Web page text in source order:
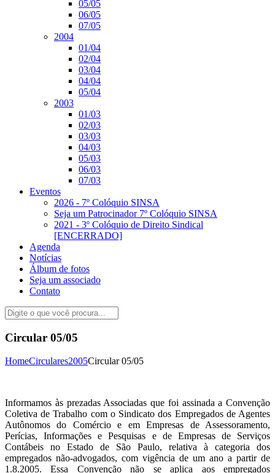
05/05
06/05
07/05
2004
01/04
02/04
03/04
04/04
05/04
2003
01/03
02/03
03/03
04/03
05/03
06/03
07/03
Eventos
2026 - 7º Colóquio SINSA
Seja um Patrocinador 7º Colóquio SINSA
2021 - 3º Colóquio de Direito Sindical
[ENCERRADO]
Agenda
Notícias
Álbum de fotos
Seja um associado
Contato
Circular 05/05
HomeCirculares2005Circular 05/05
Informamos às prezadas Associadas que foi assinada a Convenção
Coletiva de Trabalho com o Sindicato dos Empregados de Agentes
Autônomos do Comércio e em Empresas de Assessoramento,
Perícias, Informações e Pesquisas e de Empresas de Serviços
Contábeis no Estado de São Paulo, relativa à categoria dos
empregados não-advogados, com vigência de um ano a partir de
1.8.2005. Essa Convenção não se aplica aos empregados